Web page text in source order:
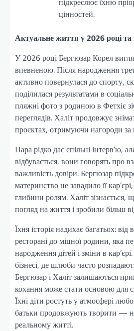
цінностей.
Актуальне життя у 2026 році
У 2026 році Бергюзар Корел
впевненою. Після народження
активно повернулася до спорту,
поділилася результатами в
пляжні фото з родиною в Фетхіє
переглядів. Халіт продовжує
проєктах, отримуючи нагороди за
Пара рідко дає спільні інтерв’ю,
відбувається, вони говорять про
важливість довіри. Бергюзар
материнство не завадило її
глибини ролям. Халіт зізнається,
погляд на життя і зробили більш
Їхня історія надихає багатьох: від
ресторані до міцної родини, яка
народження дітей і зміни в
бізнесі, де шлюби часто
Бергюзар і Халіт залишаються
кохання може стати основою для
Їхні діти ростуть у атмосфері
батьки продовжують творити —
реальному житті.